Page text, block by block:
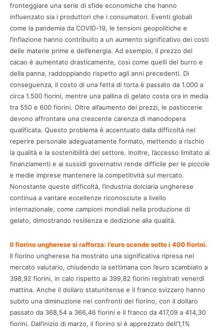
fronteggiare una serie di sfide economiche che hanno
influenzato sia i produttori che i consumatori. Eventi globali
come la pandemia da COVID-19, le tensioni geopolitiche e
l’inflazione hanno contribuito a un aumento significativo dei costi
delle materie prime e dell’energia. Ad esempio, il prezzo del
cacao è aumentato drasticamente, così come quelli del burro e
della panna, raddoppiando rispetto agli anni precedenti. Di
conseguenza, il costo di una fetta di torta è passato da 1.000 a
circa 1.500 fiorini, mentre una pallina di gelato costa ora in media
tra 550 e 600 fiorini. Oltre all’aumento dei prezzi, le pasticcerie
devono affrontare una crescente carenza di manodopera
qualificata. Questo problema è accentuato dalla difficoltà nel
reperire personale adeguatamente formato, mettendo a rischio
la qualità e la sostenibilità del settore. Inoltre, l’accesso limitato ai
finanziamenti e ai sussidi governativi rende difficile per le piccole
e medie imprese mantenere la competitività sul mercato.
Nonostante queste difficoltà, l’industria dolciaria ungherese
continua a vantare eccellenze riconosciute a livello
internazionale, come campioni mondiali nella produzione di
gelato, dimostrando resilienza e dedizione alla qualità.
Il fiorino ungherese si rafforza: l’euro scende sotto i 400 fiorini.
Il fiorino ungherese ha mostrato una significativa ripresa nel
mercato valutario, chiudendo la settimana con l’euro scambiato a
398,92 fiorini, in calo rispetto ai 399,82 fiorini registrati venerdì
mattina. Anche il dollaro statunitense e il franco svizzero hanno
subito una diminuzione nei confronti del fiorino, con il dollaro
passato da 368,54 a 366,46 fiorini e il franco da 417,09 a 414,30
fiorini. Dall’inizio di marzo, il fiorino si è apprezzato dell’1,1%